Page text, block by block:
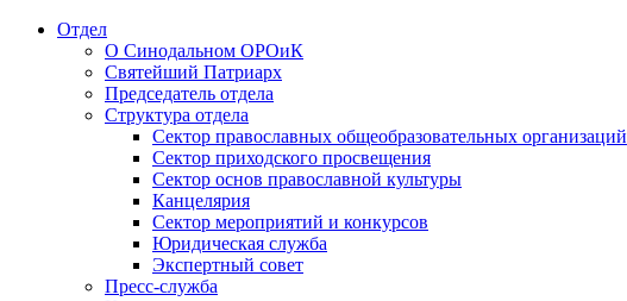
Отдел
О Синодальном ОРОиК
Святейший Патриарх
Председатель отдела
Структура отдела
Сектор православных общеобразовательных организаций
Сектор приходского просвещения
Сектор основ православной культуры
Канцелярия
Сектор мероприятий и конкурсов
Юридическая служба
Экспертный совет
Пресс-служба